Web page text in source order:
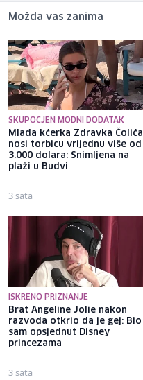
Možda vas zanima
SKUPOCJEN MODNI DODATAK
Mlađa kćerka Zdravka Čolića
nosi torbicu vrijednu više od
3.000 dolara: Snimljena na
plaži u Budvi
3 sata
ISKRENO PRIZNANJE
Brat Angeline Jolie nakon
razvoda otkrio da je gej: Bio
sam opsjednut Disney
princezama
3 sata